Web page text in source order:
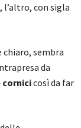
, l’altro, con sigla
chiaro, sembra
da
cornicicosì da far